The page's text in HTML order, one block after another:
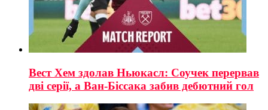
Вест Хем здолав Ньюкасл: Соучек перервав
дві серії, а Ван-Біссака забив дебютний гол